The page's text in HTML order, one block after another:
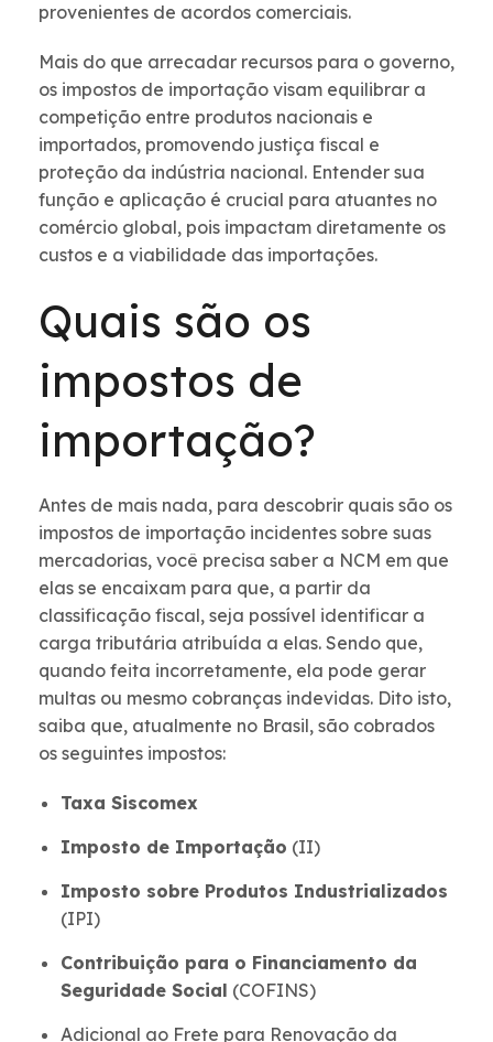
provenientes de acordos comerciais.
Mais do que arrecadar recursos para o governo,
os impostos de importação visam equilibrar a
competição entre produtos nacionais e
importados, promovendo justiça fiscal e
proteção da indústria nacional. Entender sua
função e aplicação é crucial para atuantes no
comércio global, pois impactam diretamente os
custos e a viabilidade das importações.
Quais são os
impostos de
importação?
Antes de mais nada, para descobrir quais são os
impostos de importação incidentes sobre suas
mercadorias, você precisa saber a NCM em que
elas se encaixam para que, a partir da
classificação fiscal, seja possível identificar a
carga tributária atribuída a elas. Sendo que,
quando feita incorretamente, ela pode gerar
multas ou mesmo cobranças indevidas. Dito isto,
saiba que, atualmente no Brasil, são cobrados
os seguintes impostos:
Taxa Siscomex
Imposto de Importação (II)
Imposto sobre Produtos Industrializados
(IPI)
Contribuição para o Financiamento da
Seguridade Social (COFINS)
Adicional ao Frete para Renovação da